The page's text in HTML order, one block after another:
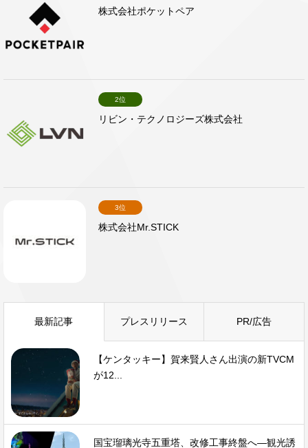
株式会社ポケットペア
2位
リビン・テクノロジーズ株式会社
3位
株式会社Mr.STICK
最新記事 プレスリリース PR/広告
【ケンタッキー】賀来賢人さん出演の新TVCM
が12...
国宝瑠璃光寺五重塔、改修工事終盤へ—観光誘